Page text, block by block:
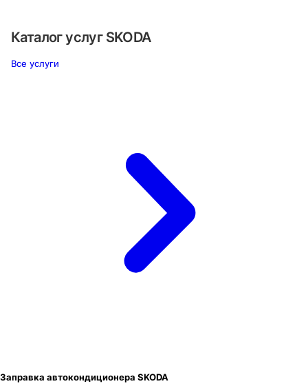
Каталог услуг SKODA
Все услуги
Заправка автокондиционера SKODA